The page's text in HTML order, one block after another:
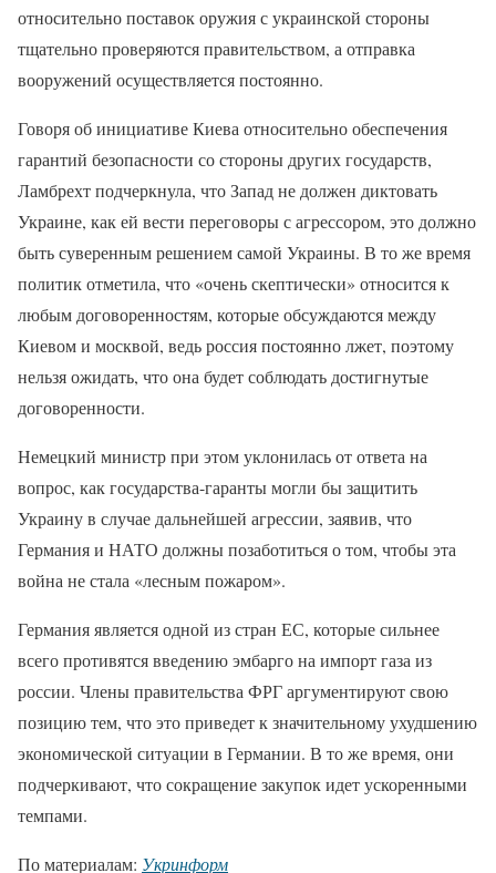
относительно поставок оружия с украинской стороны
тщательно проверяются правительством, а отправка
вооружений осуществляется постоянно.
Говоря об инициативе Киева относительно обеспечения
гарантий безопасности со стороны других государств,
Ламбрехт подчеркнула, что Запад не должен диктовать
Украине, как ей вести переговоры с агрессором, это должно
быть суверенным решением самой Украины. В то же время
политик отметила, что «очень скептически» относится к
любым договоренностям, которые обсуждаются между
Киевом и москвой, ведь россия постоянно лжет, поэтому
нельзя ожидать, что она будет соблюдать достигнутые
договоренности.
Немецкий министр при этом уклонилась от ответа на
вопрос, как государства-гаранты могли бы защитить
Украину в случае дальнейшей агрессии, заявив, что
Германия и НАТО должны позаботиться о том, чтобы эта
война не стала «лесным пожаром».
Германия является одной из стран ЕС, которые сильнее
всего противятся введению эмбарго на импорт газа из
россии. Члены правительства ФРГ аргументируют свою
позицию тем, что это приведет к значительному ухудшению
экономической ситуации в Германии. В то же время, они
подчеркивают, что сокращение закупок идет ускоренными
темпами.
По материалам: Укринформ